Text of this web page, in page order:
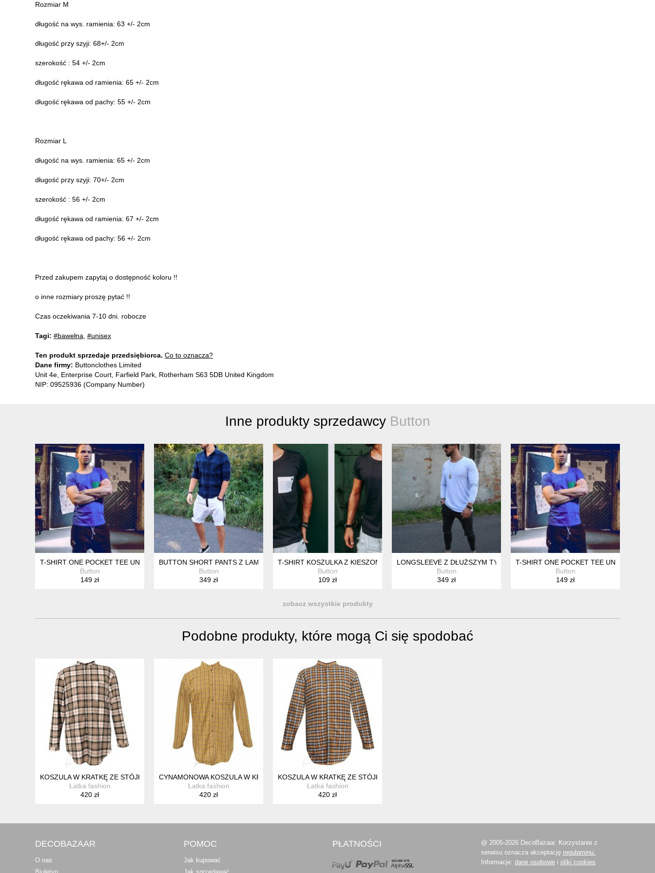
Rozmiar M
długość na wys. ramienia: 63 +/- 2cm
długość przy szyji: 68+/- 2cm
szerokość : 54 +/- 2cm
długość rękawa od ramienia: 65 +/- 2cm
długość rękawa od pachy: 55 +/- 2cm
Rozmiar L
długość na wys. ramienia: 65 +/- 2cm
długość przy szyji: 70+/- 2cm
szerokość : 56 +/- 2cm
długość rękawa od ramienia: 67 +/- 2cm
długość rękawa od pachy: 56 +/- 2cm
Przed zakupem zapytaj o dostępność koloru !!
o inne rozmiary proszę pytać !!
Czas oczekiwania 7-10 dni. robocze
Tagi: #bawełna #unisex
Ten produkt sprzedaje przedsiębiorca. Co to oznacza?
Dane firmy: Buttonclothes Limited
Unit 4e, Enterprise Court, Farfield Park, Rotherham S63 5DB United Kingdom
NIP: 09525936 (Company Number)
Inne produkty sprzedawcy Button
T-SHIRT ONE POCKET TEE UNISEX NIEBIESKA KOSZULKA
Button
149 zł
BUTTON SHORT PANTS Z LAMPASEM KRÓTKIE SPODENKI SZARE
Button
349 zł
T-SHIRT KOSZULKA Z KIESZONKĄ ONE POCKET TEE UNISEX GRAFITOWA
Button
109 zł
LONGSLEEVE Z DŁUŻSZYM TYŁEM UNISEX BLACK CZARNY SZARY GREY
Button
349 zł
T-SHIRT ONE POCKET TEE UNISEX
Button
149 zł
zobacz wszystkie produkty
Podobne produkty, które mogą Ci się spodobać
KOSZULA W KRATKĘ ZE STÓJKĄ
Łatka fashion
420 zł
CYNAMONOWA KOSZULA W KRATKĘ ZE STÓJKĄ
Łatka fashion
420 zł
KOSZULA W KRATKĘ ZE STÓJKĄ OCHRA
Łatka fashion
420 zł
DECOBAZAAR
O nas
Biuletyn
POMOC
Jak kupować
Jak sprzedawać
PŁATNOŚCI
@ 2005-2026 DecoBazaar. Korzystanie z
serwisu oznacza akceptację regulaminu.
Informacje: dane osobowe i pliki cookies